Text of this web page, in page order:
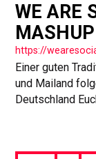
WE ARE
Einer guten
und Mailand
Deutschland